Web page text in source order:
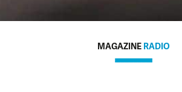
MAGAZINE RADIO